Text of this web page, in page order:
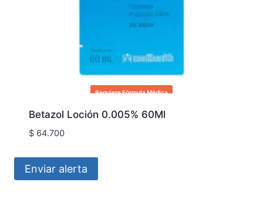
Requiere Fórmula Médica
Betazol Loción 0.005% 60Ml
$64.700
Enviar alerta